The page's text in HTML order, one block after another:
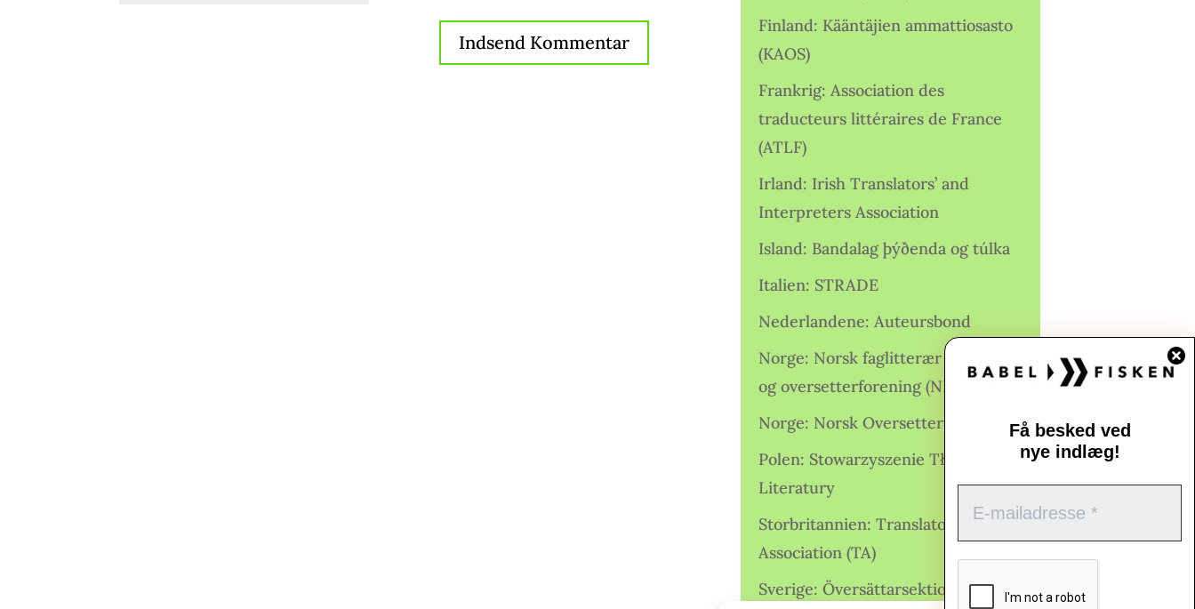
Få besked ved
nye indlæg!
Finland: Kääntäjien ammattiosasto
(KAOS)
Frankrig: Association des
traducteurs littéraires de France
(ATLF)
Irland: Irish Translators’ and
Interpreters Association
Island: Bandalag þýðenda og túlka
Italien: STRADE
Nederlandene: Auteursbond
Norge: Norsk faglitterær forfatter-
og oversetterforening (NFFO)
Norge: Norsk Oversetterforening
Polen: Stowarzyszenie Tłumaczy
Literatury
Storbritannien: Translators
Association (TA)
Sverige: Översättarsektionen (Ö.)